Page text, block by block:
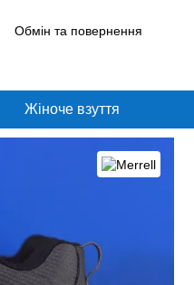
Обмін та повернення
Жіноче взуття